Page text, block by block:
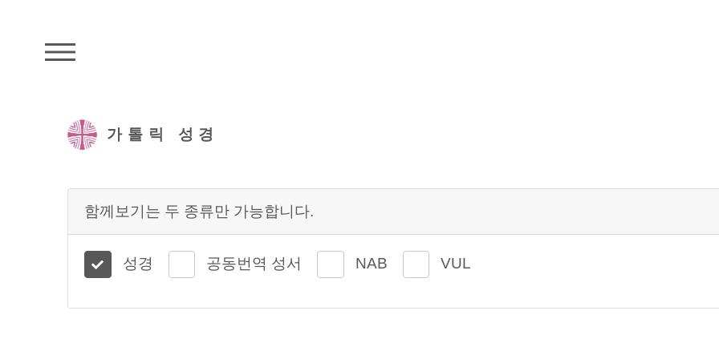
가톨릭 성경
함께보기는 두 종류만 가능합니다.
성경 공동번역 성서 NAB VUL